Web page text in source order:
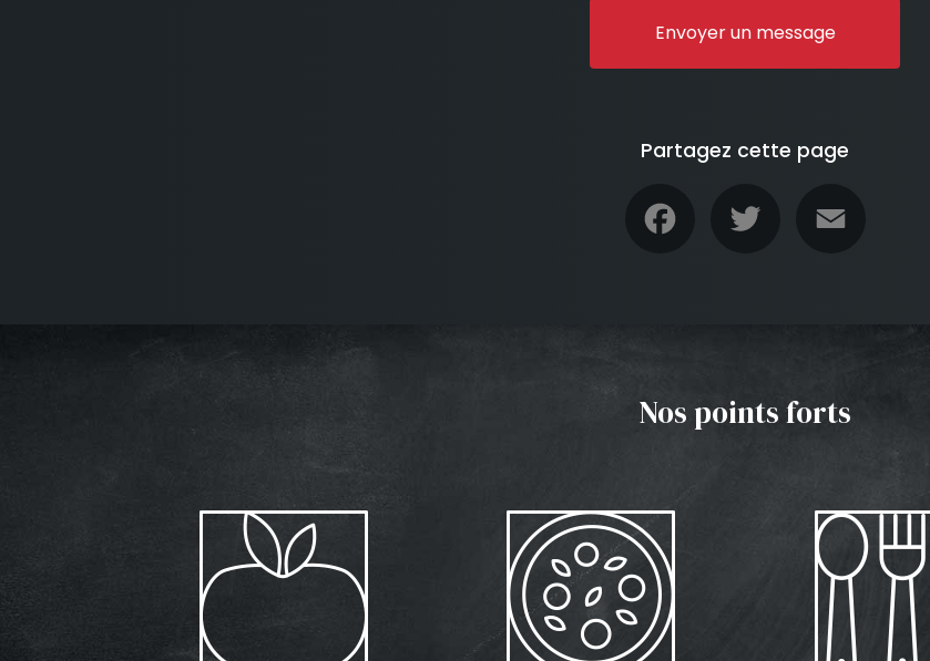
Envoyer un message
Partagez cette page
Nos points forts